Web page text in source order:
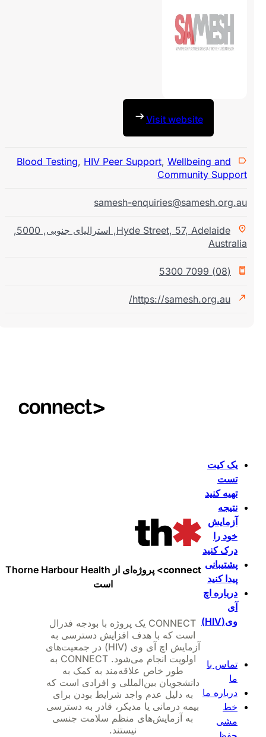
Visit website
Blood Testing,HIV Peer Support,Wellbeing and
Community
samesh-
Hyde Street,57,Adelaide
,استرالیای جنوبی ,
5000
https://samesh.org.au/
یک کیت
تهیه کنید
نتیجه
آزمایش
درک کنید
پشتیبانی
پیدا کنید
درباره اچ
تماس با
درباره ما
connect>
پروژه‌ای از Thorne Harbour Health
CONNECT یک پروژه با بودجه فدرال
است که با هدف افزایش دسترسی به
آزمایش اچ آی وی (HIV) در جمعیت‌های
اولویت انجام می‌شود. CONNECT به
طور خاص علاقه‌مند به کمک به
دانشجویان بین‌المللی و افرادی است که
به دلیل عدم واجد شرایط بودن برای
بیمه درمانی یا مدیکر، قادر به دسترسی
به آزمایش‌های منظم سلامت جنسی
نیستند.